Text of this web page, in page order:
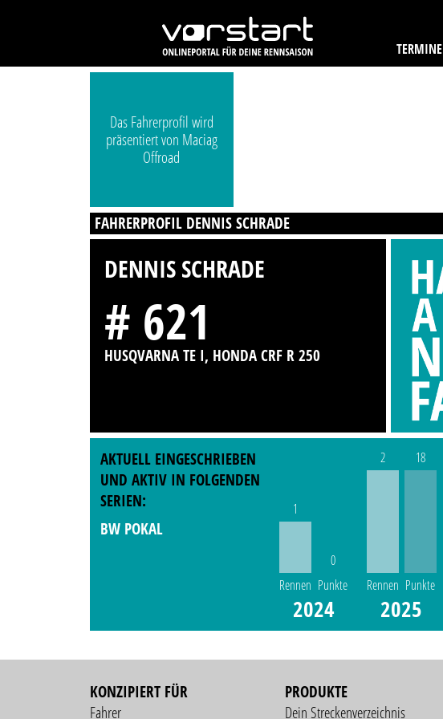
TERMINE
Das Fahrerprofil wird
präsentiert von Maciag
Offroad
FAHRERPROFIL DENNIS SCHRADE
DENNIS SCHRADE
# 621
HUSQVARNA TE I, HONDA CRF R 250
AKTUELL EINGESCHRIEBEN
UND AKTIV IN FOLGENDEN
SERIEN:
BW POKAL
1
Rennen
0
Punkte
2024
2
Rennen
18
Punkte
2025
KONZIPIERT FÜR
Fahrer
PRODUKTE
Dein Streckenverzeichnis